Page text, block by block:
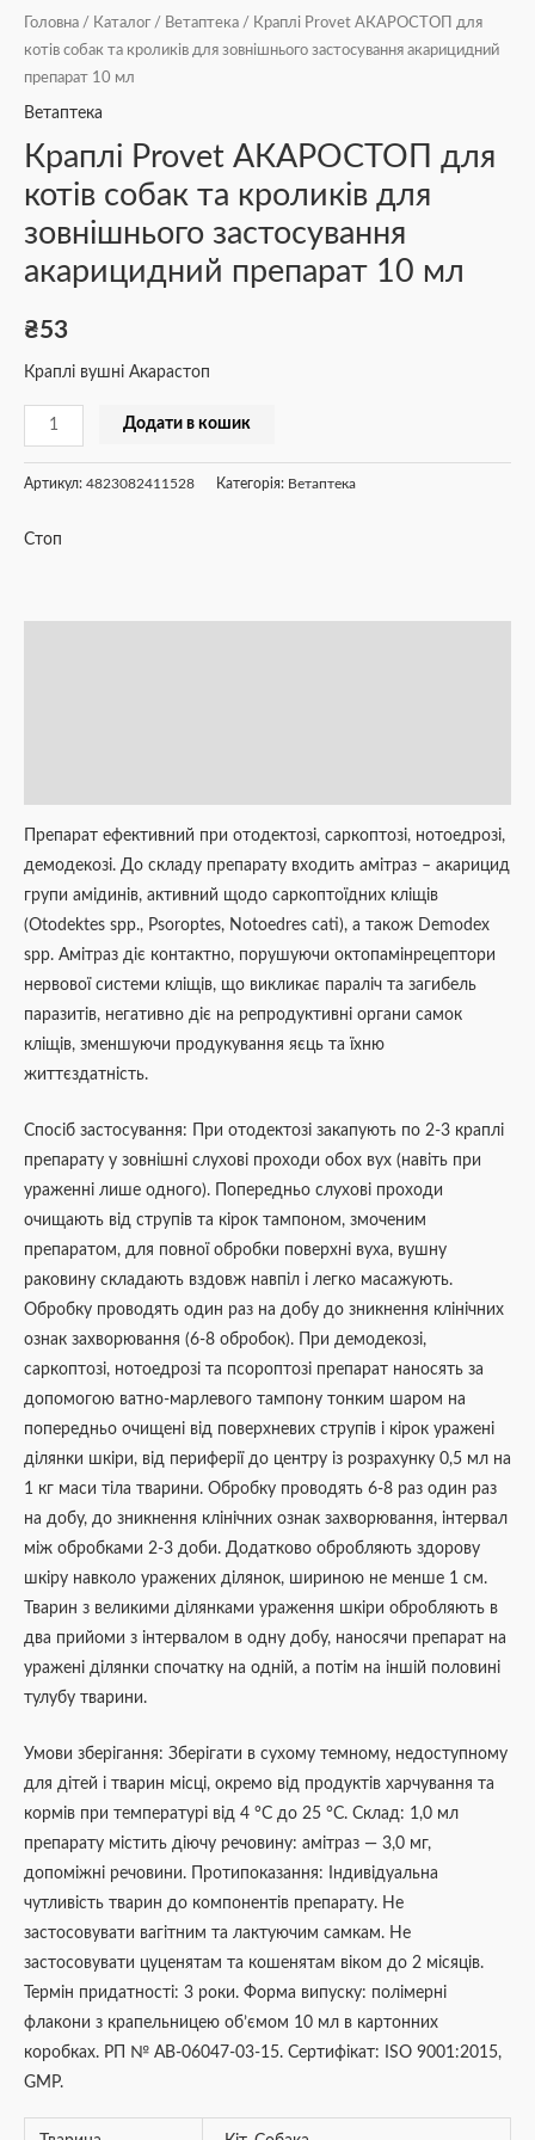
Головна / Каталог / Ветаптека / Краплі Provet АКАРОСТОП для
котів собак та кроликів для зовнішнього застосування акарицидний
препарат 10 мл
Ветаптека
Краплі Provet АКАРОСТОП для
котів собак та кроликів для
зовнішнього застосування
акарицидний препарат 10 мл
₴53
Краплі вушні Акарастоп
Додати в кошик
Артикул: 4823082411528 Категорія: Ветаптека
Стоп
Препарат ефективний при отодектозі, саркоптозі, нотоедрозі,
демодекозі. До складу препарату входить амітраз – акарицид
групи амідинів, активний щодо саркоптоїдних кліщів
(Оtodektes sрр., Рsoroptes, Notoedres cati), а також Demodex
sрр. Амітраз діє контактно, порушуючи октопамінрецептори
нервової системи кліщів, що викликає параліч та загибель
паразитів, негативно діє на репродуктивні органи самок
кліщів, зменшуючи продукування яєць та їхню
життєздатність.
Спосіб застосування: При отодектозі закапують по 2-3 краплі
препарату у зовнішні слухові проходи обох вух (навіть при
ураженні лише одного). Попередньо слухові проходи
очищають від струпів та кірок тампоном, змоченим
препаратом, для повної обробки поверхні вуха, вушну
раковину складають вздовж навпіл і легко масажують.
Обробку проводять один раз на добу до зникнення клінічних
ознак захворювання (6-8 обробок). При демодекозі,
саркоптозі, нотоедрозі та псороптозі препарат наносять за
допомогою ватно-марлевого тампону тонким шаром на
попередньо очищені від поверхневих струпів і кірок уражені
ділянки шкіри, від периферії до центру із розрахунку 0,5 мл на
1 кг маси тіла тварини. Обробку проводять 6-8 раз один раз
на добу, до зникнення клінічних ознак захворювання, інтервал
між обробками 2-3 доби. Додатково обробляють здорову
шкіру навколо уражених ділянок, шириною не менше 1 см.
Тварин з великими ділянками ураження шкіри обробляють в
два прийоми з інтервалом в одну добу, наносячи препарат на
уражені ділянки спочатку на одній, а потім на іншій половині
тулубу тварини.
Умови зберігання: Зберігати в сухому темному, недоступному
для дітей і тварин місці, окремо від продуктів харчування та
кормів при температурі від 4 °С до 25 °С. Склад: 1,0 мл
препарату містить діючу речовину: амітраз — 3,0 мг,
допоміжні речовини. Протипоказання: Індивідуальна
чутливість тварин до компонентів препарату. Не
застосовувати вагітним та лактуючим самкам. Не
застосовувати цуценятам та кошенятам віком до 2 місяців.
Термін придатності: 3 роки. Форма випуску: полімерні
флакони з крапельницею об’ємом 10 мл в картонних
коробках. РП № АВ-06047-03-15. Сертифікат: ISO 9001:2015,
GMP.